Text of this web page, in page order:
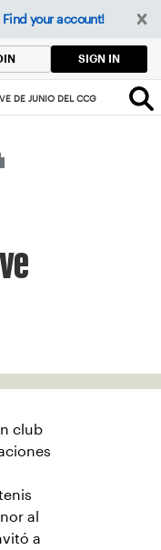
Find your account!
SIGN IN
DE JUNIO DEL CCG
club
al
a